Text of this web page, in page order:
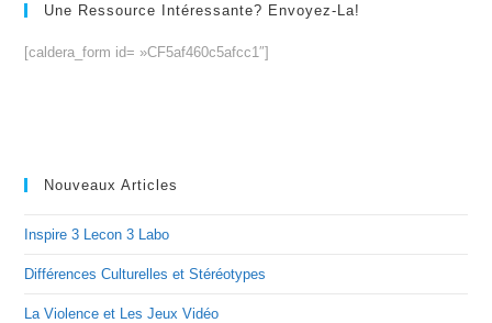
Une Ressource Intéressante? Envoyez-La!
[caldera_form id= »CF5af460c5afcc1″]
Nouveaux Articles
Inspire 3 Lecon 3 Labo
Différences Culturelles et Stéréotypes
La Violence et Les Jeux Vidéo